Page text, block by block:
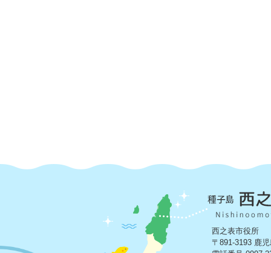
西之表市役所
〒891-3193 鹿